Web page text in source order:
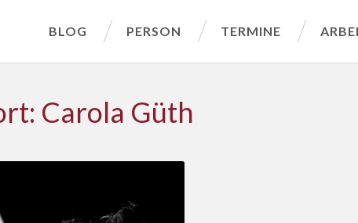
BLOG PERSON TERMINE
Carola Güth